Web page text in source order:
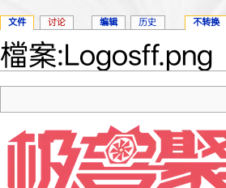
檔案:Logosff.png
文件 讨论 编辑 历史 不转换